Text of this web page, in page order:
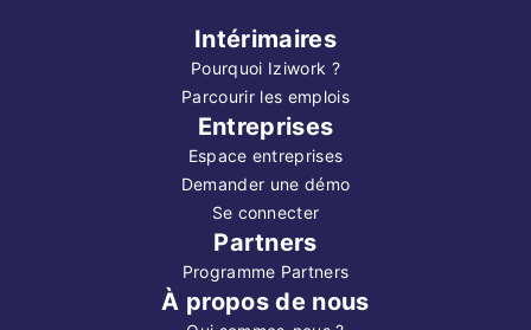
Intérimaires
Pourquoi Iziwork ?
Parcourir les emplois
Entreprises
Espace entreprises
Demander une démo
Se connecter
Partners
Programme Partners
À propos de nous